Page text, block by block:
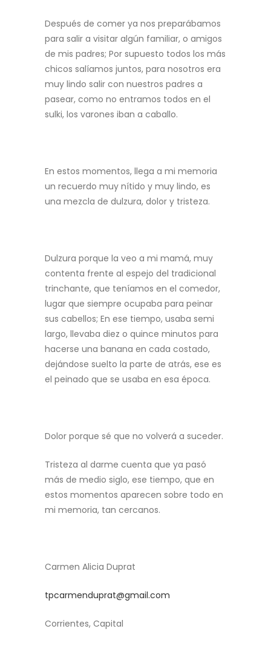
Después de comer ya nos preparábamos
para salir a visitar algún familiar, o amigos
de mis padres; Por supuesto todos los más
chicos salíamos juntos, para nosotros era
muy lindo salir con nuestros padres a
pasear, como no entramos todos en el
sulki, los varones iban a caballo.
En estos momentos, llega a mi memoria
un recuerdo muy nítido y muy lindo, es
una mezcla de dulzura, dolor y tristeza.
Dulzura porque la veo a mi mamá, muy
contenta frente al espejo del tradicional
trinchante, que teníamos en el comedor,
lugar que siempre ocupaba para peinar
sus cabellos; En ese tiempo, usaba semi
largo, llevaba diez o quince minutos para
hacerse una banana en cada costado,
dejándose suelto la parte de atrás, ese es
el peinado que se usaba en esa época.
Dolor porque sé que no volverá a suceder.
Tristeza al darme cuenta que ya pasó
más de medio siglo, ese tiempo, que en
estos momentos aparecen sobre todo en
mi memoria, tan cercanos.
Carmen Alicia Duprat
tpcarmenduprat@gmail.com
Corrientes, Capital